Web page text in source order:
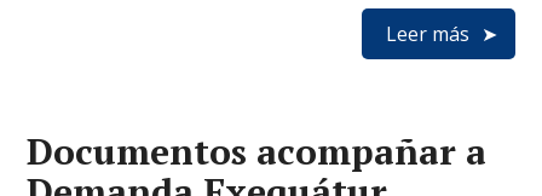
Leer más
Documentos acompañar a